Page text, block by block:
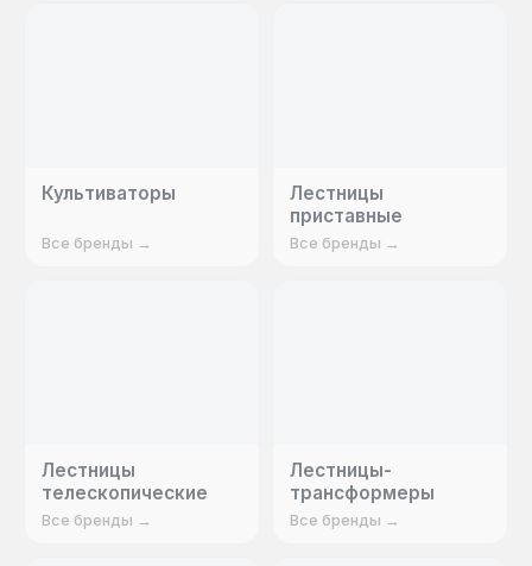
Культиваторы
Все бренды →
Лестницы
приставные
Все бренды →
Лестницы
телескопические
Все бренды →
Лестницы-
трансформеры
Все бренды →